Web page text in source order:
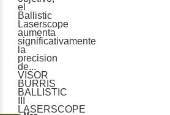
el
Ballistic
Laserscope
aumenta
significativamente
la
precision
de...
VISOR
BURRIS
BALLISTIC
LASERSCOPE